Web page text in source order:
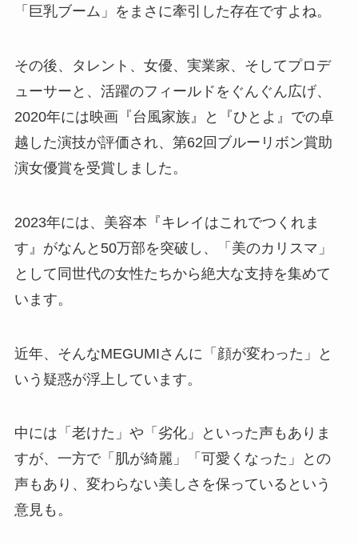
「巨乳ブーム」をまさに牽引した存在ですよね。
その後、タレント、女優、実業家、そしてプロデ
ューサーと、活躍のフィールドをぐんぐん広げ、
2020年には映画『台風家族』と『ひとよ』での卓
越した演技が評価され、第62回ブルーリボン賞助
演女優賞を受賞しました。
2023年には、美容本『キレイはこれでつくれま
す』がなんと50万部を突破し、「美のカリスマ」
として同世代の女性たちから絶大な支持を集めて
います。
近年、そんなMEGUMIさんに「顔が変わった」と
いう疑惑が浮上しています。
中には「老けた」や「劣化」といった声もありま
すが、一方で「肌が綺麗」「可愛くなった」との
声もあり、変わらない美しさを保っているという
意見も。